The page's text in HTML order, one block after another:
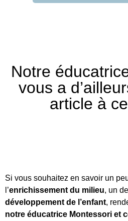
Notre
vous a
article à
Si vous souhaitez en savoir un
l’enrichissement du milieu, un
développement de l’enfant,
notre éducatrice Montessori et